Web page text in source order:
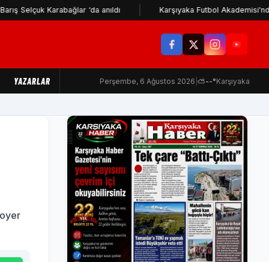
‘da anıldı Karşıyaka Futbol Akademisi'nden İzmir
YAZARLAR Perşembe, 6 Ağustos 2026 ⛅--°Karşıyaka